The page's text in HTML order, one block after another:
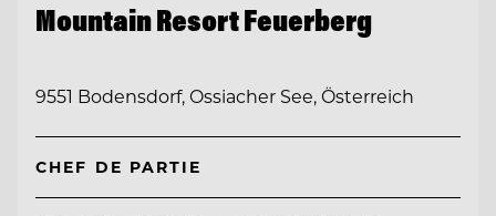
Mountain Resort Feuerberg
9551 Bodensdorf, Ossiacher See, Österreich
CHEF DE PARTIE